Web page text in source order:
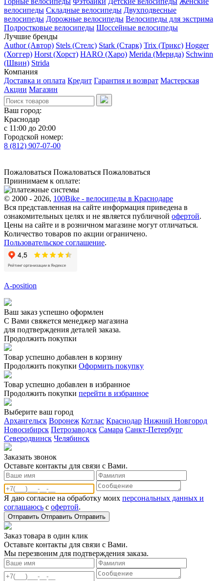
велосипеды Складные велосипеды Двухподвесные
велосипеды Дорожные велосипеды Велосипеды для экстрима
Подростковые велосипеды Шоссейные велосипеды
Лучшие бренды
Author (Автор) Stels (Стелс) Stark (Старк) Trix (Трикс) Hogger
(Хоггер) Horst (Хорст) HARO (Харо) Merida (Мерида) Schwinn
(Швин) Strida
Компания
Доставка и оплата Кредит Гарантия и возврат Мастерская
Акции Магазин
Ваш город:
Краснодар
с 11:00 до 20:00
Городской номер:
8 (812) 907-07-00
Пожаловаться Пожаловаться Пожаловаться
Приинимаем к оплате:
© 2000 - 2026, 100Bike - велосипеды в Краснодаре
Вся представленная на сайте информация приведена в
ознакомительных целях и не является публичной офертой.
Цены на сайте и в розничном магазине могут отличаться.
Количество товаров по акции ограничено.
Пользовательское соглашение.
A-position
Ваш заказ успешно оформлен
С Вами свяжется менеджер магазина
для подтверждения деталей заказа.
Продолжить покупки
Товар успешно добавлен в корзину
Продолжить покупки Оформить покупку
Товар успешно добавлен в избранное
Продолжить покупки перейти в избранное
Выберите ваш город
Архангельск Воронеж Котлас Краснодар Нижний Новгород
Новосибирск Петрозаводск Самара Санкт-Петербург
Северодвинск Челябинск
Заказать звонoк
Оставьте контакты для связи с Вами.
Я даю согласие на обработку моих персональных данных и
соглашаюсь с офертой.
Отправить Отправить Отправить
Заказ товара в один клик
Оставьте контакты для связи с Вами.
Мы перезвоним для подтверждения заказа.